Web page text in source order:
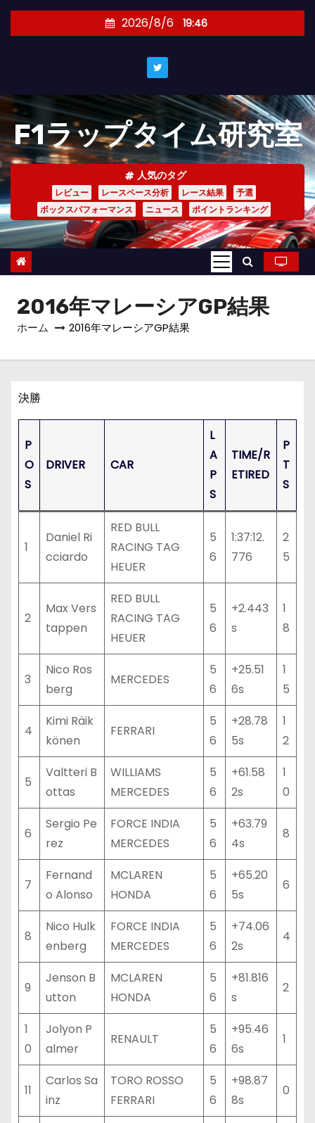
キ
ッ
プ
2026/8/6 19:46
F1ラップタイム研究室
人気のタグ
レビュー レースペース分析 レース結果
予選
ボックスパフォーマンス
ニュース ポイントランキング
2016年マレーシアGP結果
ホーム 2016年マレーシアGP結果
決勝
P
O
S
DRIVER CAR
L
A
P
S
TIME/R
ETIRED
P
T
S
1
Daniel Ri
cciardo
RED BULL
RACING TAG
HEUER
5
6
1:37:12.
776
2
5
2
Max Vers
tappen
RED BULL
RACING TAG
HEUER
5
6
+2.443
s
1
8
3
Nico Ros
berg
MERCEDES
5
6
+25.51
6s
1
5
4
Kimi Räik
könen
FERRARI
5
6
+28.78
5s
1
2
5
Valtteri B
ottas
WILLIAMS
MERCEDES
5
6
+61.58
2s
1
0
6
Sergio Pe
rez
FORCE INDIA
MERCEDES
5
6
+63.79
4s
8
7
Fernand
o Alonso
MCLAREN
HONDA
5
6
+65.20
5s
6
8
Nico Hulk
enberg
FORCE INDIA
MERCEDES
5
6
+74.06
2s
4
9
Jenson B
utton
MCLAREN
HONDA
5
6
+81.816
s
2
1
0
Jolyon P
almer
RENAULT
5
6
+95.46
6s
1
11
Carlos Sa
inz
TORO ROSSO
FERRARI
5
6
+98.87
8s
0